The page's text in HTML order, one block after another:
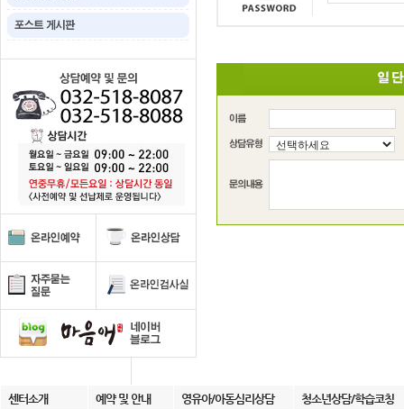
센터소개 예약 및 안내 영유아/아동심리상담 청소년상담/학습코칭